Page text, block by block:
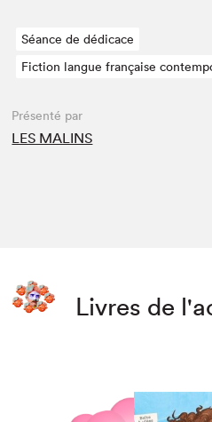
Séance de dédicace
Fiction langue française
Présenté par
LES MALINS
Livres de